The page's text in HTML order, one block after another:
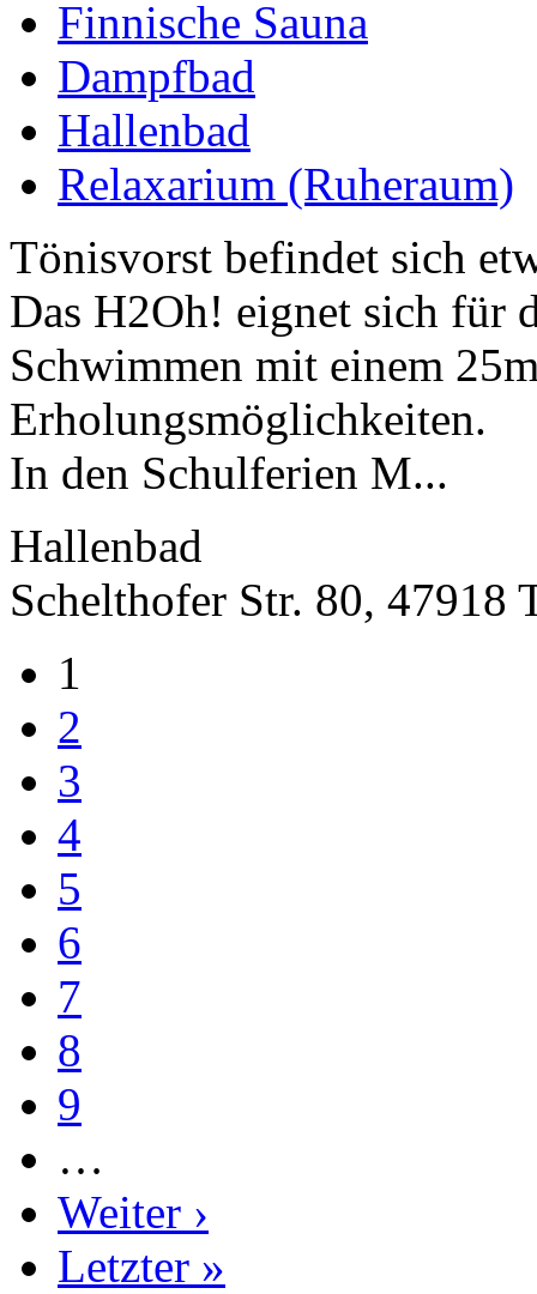
Finnische Sauna
Dampfbad
Hallenbad
Relaxarium (Ruheraum)
Tönisvorst befindet sich
Das H2Oh! eignet sich für
Schwimmen mit einem
Erholungsmöglichkeiten.
In den Schulferien M...
Hallenbad
Schelthofer Str. 80, 47918
1
2
3
4
5
6
7
8
9
…
Weiter ›
Letzter »